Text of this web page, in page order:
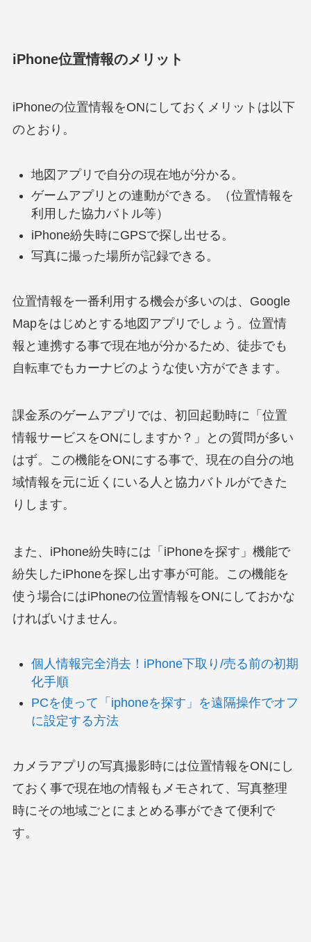
iPhone位置情報のメリット
iPhoneの位置情報をONにしておくメリットは以下
のとおり。
地図アプリで自分の現在地が分かる。
ゲームアプリとの連動ができる。（位置情報を
利用した協力バトル等）
iPhone紛失時にGPSで探し出せる。
写真に撮った場所が記録できる。
位置情報を一番利用する機会が多いのは、Google
Mapをはじめとする地図アプリでしょう。位置情
報と連携する事で現在地が分かるため、徒歩でも
自転車でもカーナビのような使い方ができます。
課金系のゲームアプリでは、初回起動時に「位置
情報サービスをONにしますか？」との質問が多い
はず。この機能をONにする事で、現在の自分の地
域情報を元に近くにいる人と協力バトルができた
りします。
また、iPhone紛失時には「iPhoneを探す」機能で
紛失したiPhoneを探し出す事が可能。この機能を
使う場合にはiPhoneの位置情報をONにしておかな
ければいけません。
個人情報完全消去！iPhone下取り/売る前の初期
化手順
PCを使って「iphoneを探す」を遠隔操作でオフ
に設定する方法
カメラアプリの写真撮影時には位置情報をONにし
ておく事で現在地の情報もメモされて、写真整理
時にその地域ごとにまとめる事ができて便利で
す。